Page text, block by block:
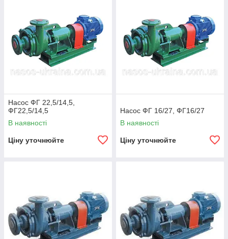
Насос ФГ 22,5/14,5,
ФГ22,5/14,5
В наявності
Ціну уточнюйте
Насос ФГ 16/27, ФГ16/27
В наявності
Ціну уточнюйте